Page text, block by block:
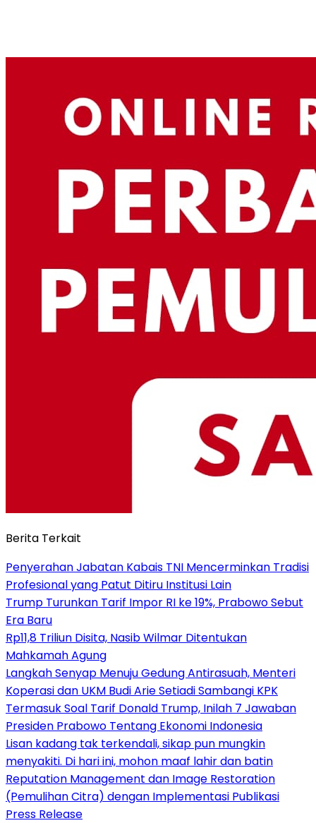
Berita Terkait
Penyerahan Jabatan Kabais TNI Mencerminkan Tradisi
Profesional yang Patut Ditiru Institusi Lain
Trump Turunkan Tarif Impor RI ke 19%, Prabowo Sebut
Era Baru
Rp11,8 Triliun Disita, Nasib Wilmar Ditentukan
Mahkamah Agung
Langkah Senyap Menuju Gedung Antirasuah, Menteri
Koperasi dan UKM Budi Arie Setiadi Sambangi KPK
Termasuk Soal Tarif Donald Trump, Inilah 7 Jawaban
Presiden Prabowo Tentang Ekonomi Indonesia
Lisan kadang tak terkendali, sikap pun mungkin
menyakiti. Di hari ini, mohon maaf lahir dan batin
Reputation Management dan Image Restoration
(Pemulihan Citra) dengan Implementasi Publikasi
Press Release